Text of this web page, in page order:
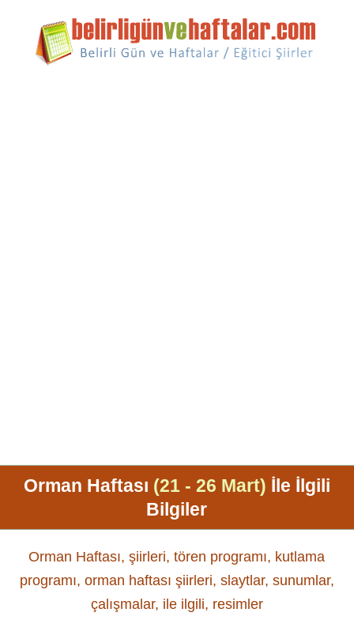
Orman Haftası (21 - 26 Mart) İle İlgili
Bilgiler
Orman Haftası, şiirleri, tören programı, kutlama
programı, orman haftası şiirleri, slaytlar, sunumlar,
çalışmalar, ile ilgili, resimler